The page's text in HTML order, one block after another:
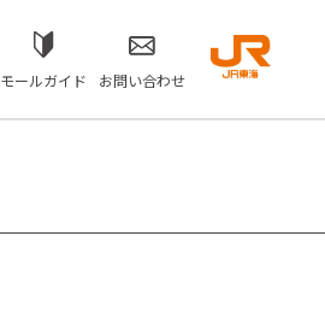
モールガイド お問い合わせ